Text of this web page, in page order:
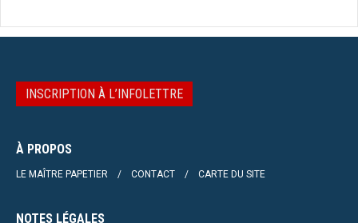
INSCRIPTION À L’INFOLETTRE
À PROPOS
LE MAÎTRE PAPETIER CONTACT CARTE DU SITE
NOTES LÉGALES